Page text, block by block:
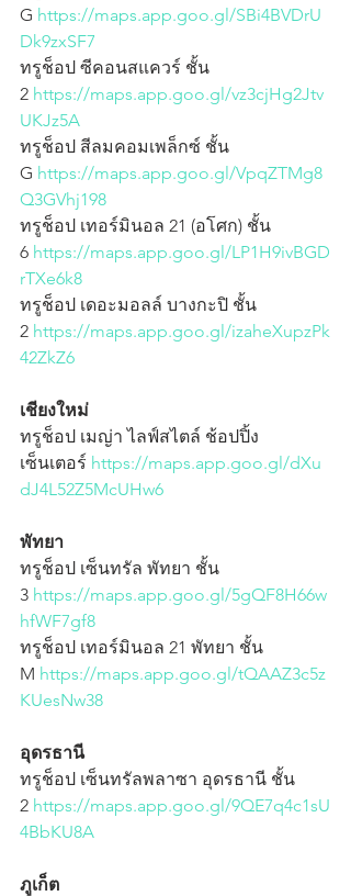
G https://maps.app.goo.gl/SBi4BVDrU
Dk9zxSF7
ทรูช็อป ซีคอนสแควร์ ชั้น
2 https://maps.app.goo.gl/vz3cjHg2Jtv
UKJz5A
ทรูช็อป สีลมคอมเพล็กซ์ ชั้น
G https://maps.app.goo.gl/VpqZTMg8
Q3GVhj198
ทรูช็อป เทอร์มินอล 21 (อโศก) ชั้น
6 https://maps.app.goo.gl/LP1H9ivBGD
rTXe6k8
ทรูช็อป เดอะมอลล์ บางกะปิ ชั้น
2 https://maps.app.goo.gl/izaheXupzPk
42ZkZ6
เชียงใหม่
ทรูช็อป เมญ่า ไลฟ์สไตล์ ช้อปปิ้ง
เซ็นเตอร์ https://maps.app.goo.gl/dXu
dJ4L52Z5McUHw6
พัทยา
ทรูช็อป เซ็นทรัล พัทยา ชั้น
3 https://maps.app.goo.gl/5gQF8H66w
hfWF7gf8
ทรูช็อป เทอร์มินอล 21 พัทยา ชั้น
M https://maps.app.goo.gl/tQAAZ3c5z
KUesNw38
อุดรธานี
ทรูช็อป เซ็นทรัลพลาซา อุดรธานี ชั้น
2 https://maps.app.goo.gl/9QE7q4c1sU
4BbKU8A
ภูเก็ต